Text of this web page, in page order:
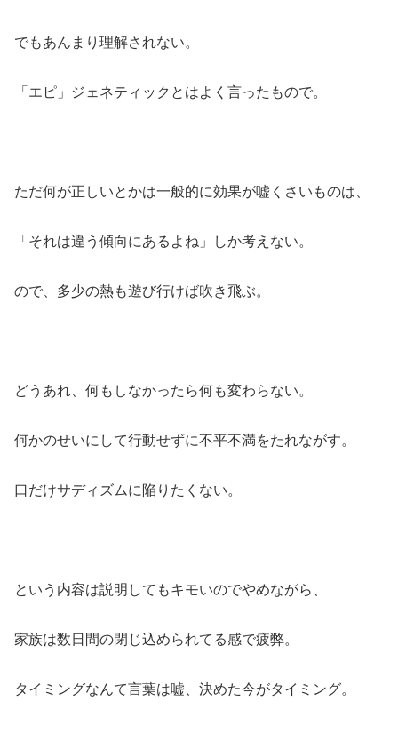
でもあんまり理解されない。
「エピ」ジェネティックとはよく言ったもので。
ただ何が正しいとかは一般的に効果が嘘くさいものは、
「それは違う傾向にあるよね」しか考えない。
ので、多少の熱も遊び行けば吹き飛ぶ。
どうあれ、何もしなかったら何も変わらない。
何かのせいにして行動せずに不平不満をたれながす。
口だけサディズムに陥りたくない。
という内容は説明してもキモいのでやめながら、
家族は数日間の閉じ込められてる感で疲弊。
タイミングなんて言葉は嘘、決めた今がタイミング。